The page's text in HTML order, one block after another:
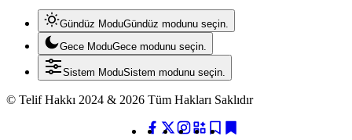
Gündüz ModuGündüz modunu seçin.
Gece ModuGece modunu seçin.
Sistem ModuSistem modunu seçin.
© Telif Hakkı 2024 & 2026 Tüm Hakları Saklıdır